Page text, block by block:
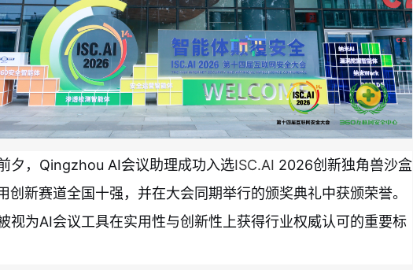
夕，Qingzhou AI会议助理成功入选ISC.AI 2026创新独角兽沙盒
创新赛道全国十强，并在大会同期举行的颁奖典礼中获颁荣誉。
视为AI会议工具在实用性与创新性上获得行业权威认可的重要标